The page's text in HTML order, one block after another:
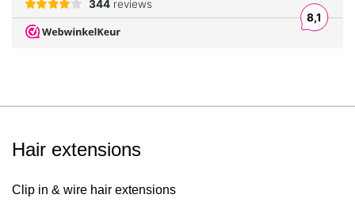
Hair extensions
Clip in & wire hair extensions